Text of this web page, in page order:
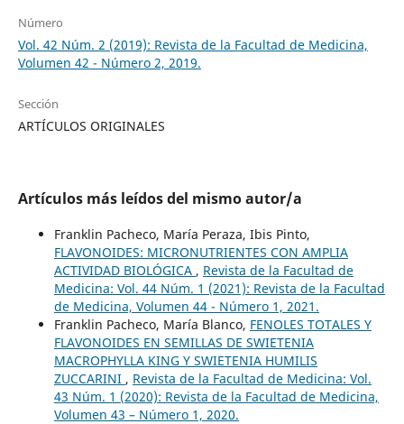
Número
Vol. 42 Núm. 2 (2019): Revista de la Facultad de Medicina,
Volumen 42 - Número 2, 2019.
Sección
ARTÍCULOS ORIGINALES
Artículos más leídos del mismo autor/a
Franklin Pacheco, María Peraza, Ibis Pinto,
FLAVONOIDES: MICRONUTRIENTES CON AMPLIA
ACTIVIDAD BIOLÓGICA , Revista de la Facultad de
Medicina: Vol. 44 Núm. 1 (2021): Revista de la Facultad
de Medicina, Volumen 44 - Número 1, 2021.
Franklin Pacheco, María Blanco, FENOLES TOTALES Y
FLAVONOIDES EN SEMILLAS DE SWIETENIA
MACROPHYLLA KING Y SWIETENIA HUMILIS
ZUCCARINI , Revista de la Facultad de Medicina: Vol.
43 Núm. 1 (2020): Revista de la Facultad de Medicina,
Volumen 43 – Número 1, 2020.